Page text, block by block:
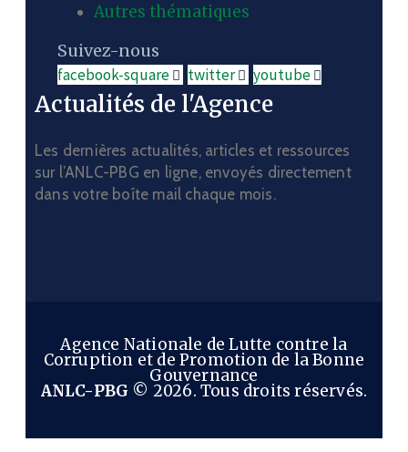
Autres thématiques
Suivez-nous
facebook-square twitter youtube
Actualités de l'Agence
Les dernières actualités, articles et ressources
sur l’ANLC-PBG en ligne, envoyés directement
dans votre boîte mail chaque mois.
Agence Nationale de Lutte contre la
Corruption et de Promotion de la Bonne
Gouvernance
ANLC-PBG © 2026. Tous droits réservés.